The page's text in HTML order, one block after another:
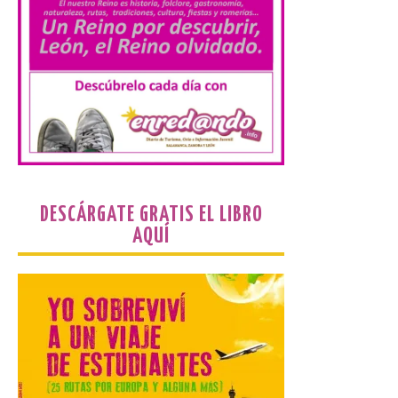
El parque amplía su
horario y refuerza los
transportes y la
Campoo continuará la
programación musical de Estación
Sonora. Peña Cabarga, elegido lugar
preferente en la comunidad autónoma,
Gijon prohíbe el baño en
San Lorenzo, Poniente y
Arbeyal el día del eclipse a
partir de las 19.00 horas.
8 Ago 2026
DESCÁRGATE GRATIS EL LIBRO
AQUÍ